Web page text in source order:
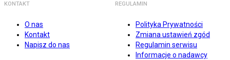
KONTAKT
O nas
Kontakt
Napisz do nas
REGULAMIN
Polityka Prywatności
Zmiana ustawień zgód
Regulamin serwisu
Informacje o nadawcy